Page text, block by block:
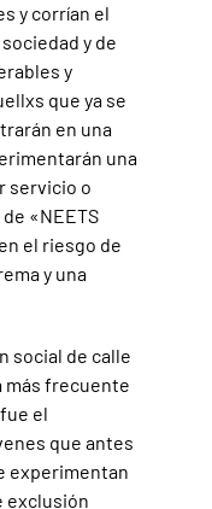
y corrían el
y de
y
que ya se
en una
una
servicio o
«NEETS
el riesgo de
y una
social de calle
más frecuente
el
que antes
experimentan
exclusión